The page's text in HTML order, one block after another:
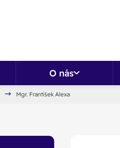
O nás
Mgr. František Alexa